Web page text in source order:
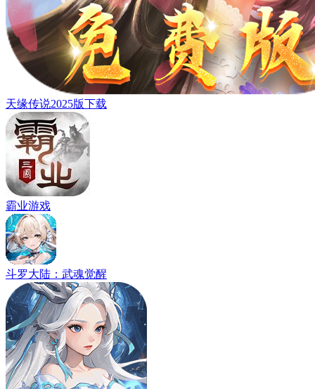
天缘传说2025版下载
霸业游戏
斗罗大陆：武魂觉醒